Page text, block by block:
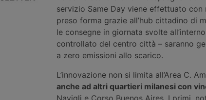
servizio Same Day viene effettuato
preso forma grazie all’hub cittadino di
le consegne in giornata svolte
controllato del centro città – saranno
a zero emissioni allo scarico.
L’innovazione non si limita all’Area C.
anche ad altri quartieri milanesi con
Navigli e Corso Buenos Aires. I primi,